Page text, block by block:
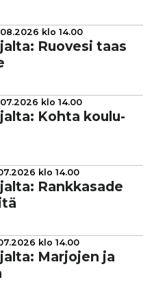
klo 14.00
Ruovesi taas
klo 14.00
Kohta kou­lu­
klo 14.00
Rank­ka­sade
klo 14.00
Marjojen ja